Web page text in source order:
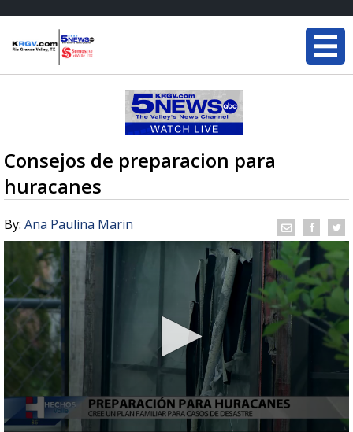
Consejos de preparacion para
huracanes
By: Ana Paulina Marin